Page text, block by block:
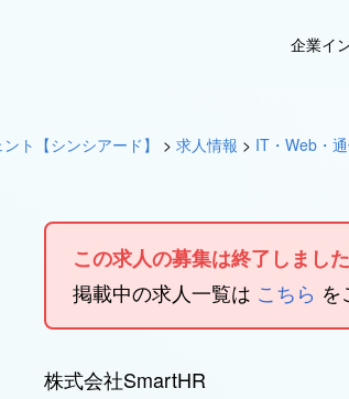
企業イ
ト【シンシアード】 > 求人情報 > IT・Web・
この求人の募集は終了しました
掲載中の求人一覧は こちら を
株式会社SmartHR